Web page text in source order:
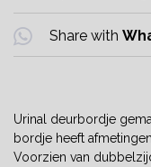
Share with
Urinal deurbordje
bordje heeft
Voorzien van